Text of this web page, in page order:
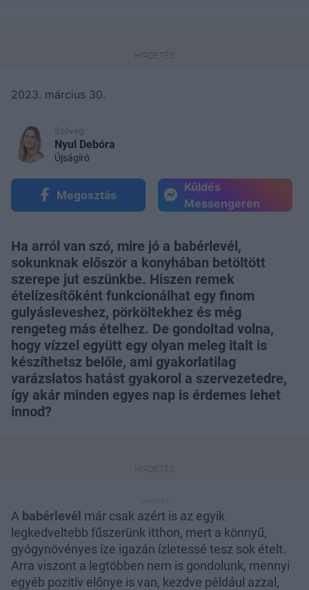
2023. március 30.
Szöveg:
Nyul Debóra
Újságíró
Megosztás
Küldés
Messengeren
Ha arról van szó, mire jó a babérlevél,
sokunknak először a konyhában betöltött
szerepe jut eszünkbe. Hiszen remek
ételízesítőként funkcionálhat egy finom
gulyásleveshez, pörköltekhez és még
rengeteg más ételhez. De gondoltad volna,
hogy vízzel együtt egy olyan meleg italt is
készíthetsz belőle, ami gyakorlatilag
varázslatos hatást gyakorol a szervezetedre,
így akár minden egyes nap is érdemes lehet
innod?
A babérlevél már csak azért is az egyik
legkedveltebb fűszerünk itthon, mert a könnyű,
gyógynövényes íze igazán ízletessé tesz sok ételt.
Arra viszont a legtöbben nem is gondolunk, mennyi
egyéb pozitív előnye is van, kezdve például azzal,